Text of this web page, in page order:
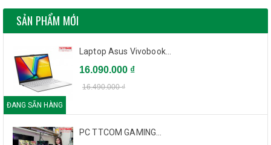
SẢN PHẨM MỚI
ĐANG SẴN HÀNG
Laptop Asus Vivobook...
16.090.000 ₫
16.490.000 ₫
PC TTCOM GAMING...